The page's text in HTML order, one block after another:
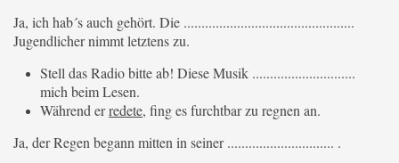
Ja, ich hab´s auch gehört. Die ................................................
Jugendlicher nimmt letztens zu.
Stell das Radio bitte ab! Diese Musik .............................
mich beim Lesen.
Während erredete, fing es furchtbar zu regnen an.
Ja, der Regen begann mitten in seiner .............................. .